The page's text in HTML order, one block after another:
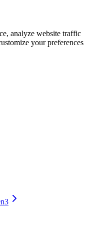
analyze website traffic
your preferences
3